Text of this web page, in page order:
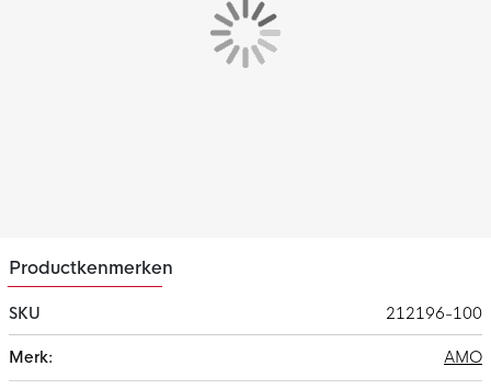
Productkenmerken
SKU
212196-100
informatie
AMO